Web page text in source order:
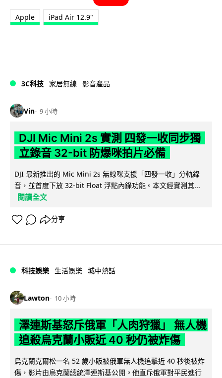
Apple iPad Air 12.9"
3C科技 家居無線 影音產品
Vin 9 小時
DJI Mic Mini 2s 實測 四發一收同步獨
立錄音 32-bit 防爆咪拍片必備
DJI 最新推出的 Mic Mini 2s 無線咪支援「四發一收」分軌錄
音，並首度下放 32-bit Float 浮點內錄功能。本文經實測其...
閱讀全文
分享
科技娛樂 生活娛樂 城中熱話
Lawton 10 小時
澤連斯基怒斥俄軍「人肉狩獵」 無人機
追殺烏克蘭小販近 40 秒仍被炸傷
烏克蘭克爾松一名 52 歲小販被俄軍無人機追擊近 40 秒後被炸
傷，影片由烏克蘭總統澤連斯基公開。他直斥俄軍對平民進行